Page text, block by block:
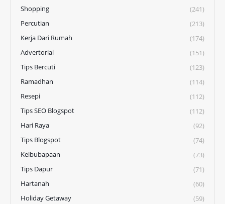
Shopping
(241)
Percutian
(213)
Kerja Dari Rumah
(174)
Advertorial
(151)
Tips Bercuti
(123)
Ramadhan
(114)
Resepi
(112)
Tips SEO Blogspot
(112)
Hari Raya
(92)
Tips Blogspot
(74)
Keibubapaan
(73)
Tips Dapur
(71)
Hartanah
(60)
Holiday Getaway
(59)